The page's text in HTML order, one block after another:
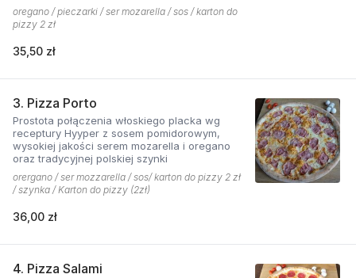
oregano / pieczarki / ser mozarella / sos / karton do
pizzy 2 zł
35,50 zł
3. Pizza Porto
Prostota połączenia włoskiego placka wg
receptury Hyyper z sosem pomidorowym,
wysokiej jakości serem mozarella i oregano
oraz tradycyjnej polskiej szynki
orergano / ser mozzarella / sos/ karton do pizzy 2 zł
/ szynka / Karton do pizzy (2zł)
36,00 zł
4. Pizza Salami